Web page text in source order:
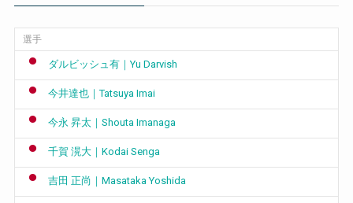
選手
ダルビッシュ有｜Yu Darvish
今井達也｜Tatsuya Imai
今永 昇太｜Shouta Imanaga
千賀 滉大｜Kodai Senga
吉田 正尚｜Masataka Yoshida